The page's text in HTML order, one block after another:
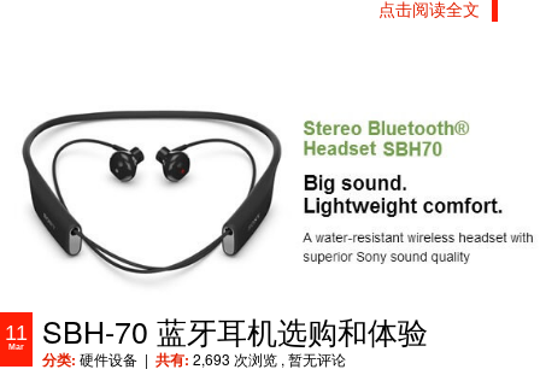
点击阅读全文
11
Mar SBH-70 蓝牙耳机选购和体验
分类: 硬件设备 | 共有: 2,693 次浏览 , 暂无评论